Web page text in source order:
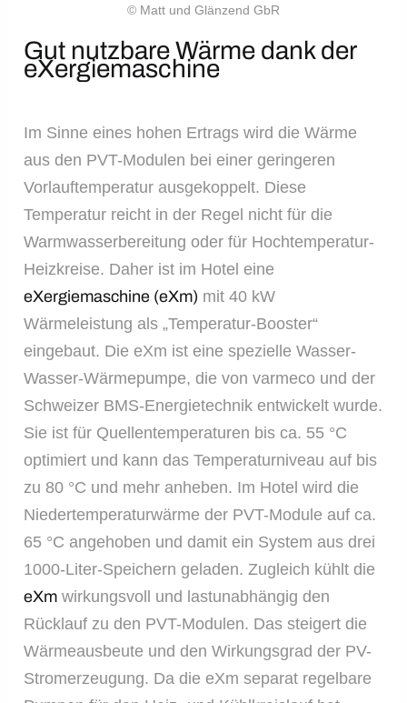
© Matt und Glänzend GbR
Gut nutzbare Wärme dank der
eXergiemaschine
Im Sinne eines hohen Ertrags wird die Wärme
aus den PVT-Modulen bei einer geringeren
Vorlauftemperatur ausgekoppelt. Diese
Temperatur reicht in der Regel nicht für die
Warmwasserbereitung oder für Hochtemperatur-
Heizkreise. Daher ist im Hotel eine
eXergiemaschine (eXm) mit 40 kW
Wärmeleistung als „Temperatur-Booster“
eingebaut. Die eXm ist eine spezielle Wasser-
Wasser-Wärmepumpe, die von varmeco und der
Schweizer BMS-Energietechnik entwickelt wurde.
Sie ist für Quellentemperaturen bis ca. 55 °C
optimiert und kann das Temperaturniveau auf bis
zu 80 °C und mehr anheben. Im Hotel wird die
Niedertemperaturwärme der PVT-Module auf ca.
65 °C angehoben und damit ein System aus drei
1000-Liter-Speichern geladen. Zugleich kühlt die
eXm wirkungsvoll und lastunabhängig den
Rücklauf zu den PVT-Modulen. Das steigert die
Wärmeausbeute und den Wirkungsgrad der PV-
Stromerzeugung. Da die eXm separat regelbare